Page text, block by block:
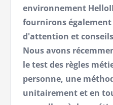
environnement
fournirons
d'attention et
Nous avons
le test des règles
personne, une
unitairement et en